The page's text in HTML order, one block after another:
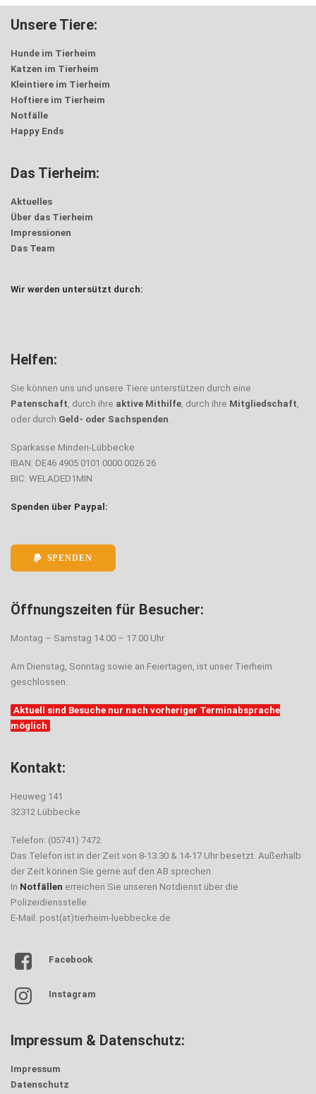
Unsere Tiere:
Hunde im Tierheim
Katzen im Tierheim
Kleintiere im Tierheim
Hoftiere im Tierheim
Notfälle
Happy Ends
Das Tierheim:
Aktuelles
Über das Tierheim
Impressionen
Das Team
Wir werden untersützt durch:
Helfen:
Sie können uns und unsere Tiere unterstützen durch eine
Patenschaft, durch ihre aktive Mithilfe, durch ihre Mitgliedschaft,
oder durch Geld- oder Sachspenden.
Sparkasse Minden-Lübbecke
IBAN: DE46 4905 0101 0000 0026 26
BIC: WELADED1MIN
Spenden über Paypal:
SPENDEN
Öffnungszeiten für Besucher:
Montag – Samstag 14.00 – 17.00 Uhr
Am Dienstag, Sonntag sowie an Feiertagen, ist unser Tierheim
geschlossen.
Aktuell sind Besuche nur nach vorheriger Terminabsprache
möglich
Kontakt:
Heuweg 141
32312 Lübbecke
Telefon: (05741) 7472
Das Telefon ist in der Zeit von 8-13.30 & 14-17 Uhr besetzt. Außerhalb
der Zeit können Sie gerne auf den AB sprechen.
In Notfällen erreichen Sie unseren Notdienst über die
Polizeidiensstelle.
E-Mail: post(at)tierheim-luebbecke.de
Facebook
Instagram
Impressum & Datenschutz:
Impressum
Datenschutz